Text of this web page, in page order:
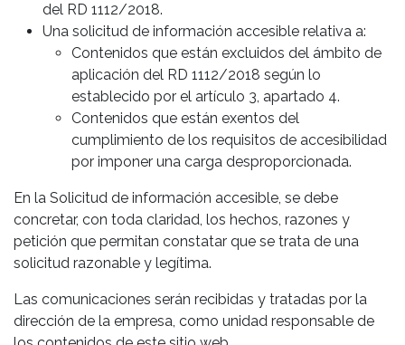
del RD 1112/2018.
Una solicitud de información accesible relativa a:
Contenidos que están excluidos del ámbito de
aplicación del RD 1112/2018 según lo
establecido por el artículo 3, apartado 4.
Contenidos que están exentos del
cumplimiento de los requisitos de accesibilidad
por imponer una carga desproporcionada.
En la Solicitud de información accesible, se debe
concretar, con toda claridad, los hechos, razones y
petición que permitan constatar que se trata de una
solicitud razonable y legítima.
Las comunicaciones serán recibidas y tratadas por la
dirección de la empresa, como unidad responsable de